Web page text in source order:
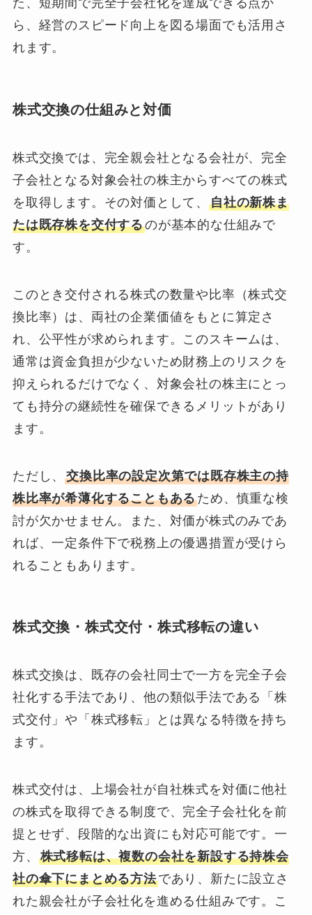
た、短期間で完全子会社化を達成できる点か
ら、経営のスピード向上を図る場面でも活用さ
れます。
株式交換の仕組みと対価
株式交換では、完全親会社となる会社が、完全
子会社となる対象会社の株主からすべての株式
を取得します。その対価として、自社の新株ま
たは既存株を交付するのが基本的な仕組みで
す。
このとき交付される株式の数量や比率（株式交
換比率）は、両社の企業価値をもとに算定さ
れ、公平性が求められます。このスキームは、
通常は資金負担が少ないため財務上のリスクを
抑えられるだけでなく、対象会社の株主にとっ
ても持分の継続性を確保できるメリットがあり
ます。
ただし、交換比率の設定次第では既存株主の持
株比率が希薄化することもあるため、慎重な検
討が欠かせません。また、対価が株式のみであ
れば、一定条件下で税務上の優遇措置が受けら
れることもあります。
株式交換・株式交付・株式移転の違い
株式交換は、既存の会社同士で一方を完全子会
社化する手法であり、他の類似手法である「株
式交付」や「株式移転」とは異なる特徴を持ち
ます。
株式交付は、上場会社が自社株式を対価に他社
の株式を取得できる制度で、完全子会社化を前
提とせず、段階的な出資にも対応可能です。一
方、 株式移転は、複数の会社を新設する持株会
社の傘下にまとめる方法であり、新たに設立さ
れた親会社が子会社化を進める仕組みです。こ